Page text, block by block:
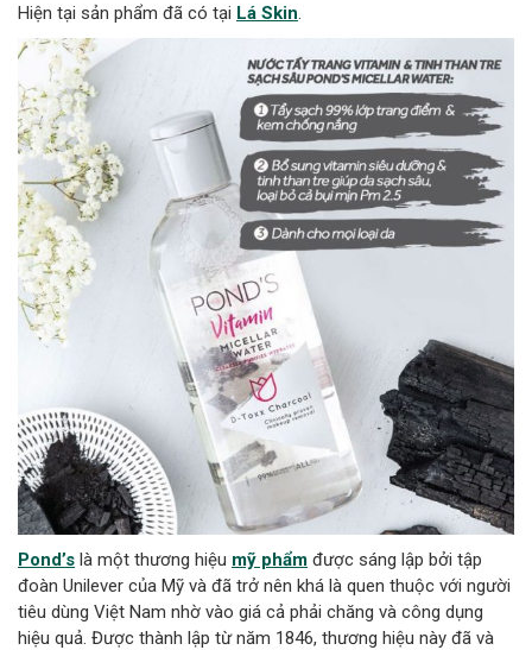
Hiện tại sản phẩm đã có tại Lá Skin.
Pond’s là một thương hiệu mỹ phẩm được sáng lập bởi tập
đoàn Unilever của Mỹ và đã trở nên khá là quen thuộc với người
tiêu dùng Việt Nam nhờ vào giá cả phải chăng và công dụng
hiệu quả. Được thành lập từ năm 1846, thương hiệu này đã và